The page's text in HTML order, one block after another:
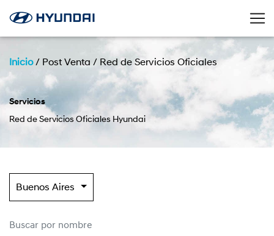
Inicio/ Post Venta / Red de Servicios Oficiales
Servicios
Red de Servicios Oficiales Hyundai
Buenos Aires